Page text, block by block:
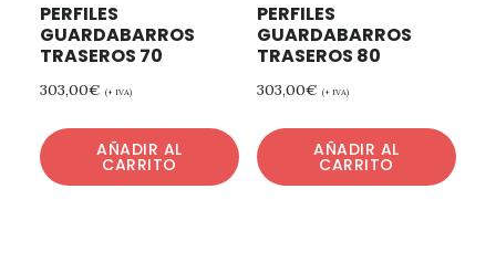
PERFILES
GUARDABARROS
TRASEROS 70
303,00€ (+ IVA)
AÑADIR AL
CARRITO
PERFILES
GUARDABARROS
TRASEROS 80
303,00€ (+ IVA)
AÑADIR AL
CARRITO